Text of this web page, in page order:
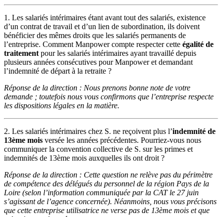
1. Les salariés intérimaires étant avant tout des salariés, existence
d’un contrat de travail et d’un lien de subordination, ils doivent
bénéficier des mêmes droits que les salariés permanents de
l’entreprise. Comment Manpower compte respecter cette égalité de
traitement pour les salariés intérimaires ayant travaillé depuis
plusieurs années consécutives pour Manpower et demandant
l’indemnité de départ à la retraite ?
Réponse de la direction : Nous prenons bonne note de votre
demande ; toutefois nous vous confirmons que l’entreprise respecte
les dispositions légales en la matière.
2. Les salariés intérimaires chez S. ne reçoivent plus l’indemnité de
13ème mois versée les années précédentes. Pourriez-vous nous
communiquer la convention collective de S. sur les primes et
indemnités de 13ème mois auxquelles ils ont droit ?
Réponse de la direction : Cette question ne relève pas du périmètre
de compétence des délégués du personnel de la région Pays de la
Loire (selon l’information communiquée par la CAT le 27 juin
s’agissant de l’agence concernée). Néanmoins, nous vous précisons
que cette entreprise utilisatrice ne verse pas de 13ème mois et que